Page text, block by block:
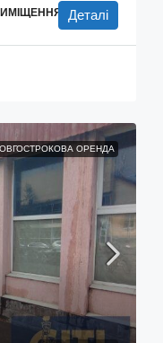
Деталі
ОРЕНДА